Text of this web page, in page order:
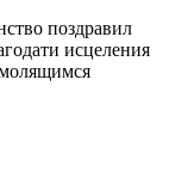
поздравил
исцеления